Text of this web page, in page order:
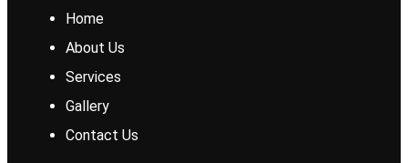
Home
About Us
Services
Gallery
Contact Us